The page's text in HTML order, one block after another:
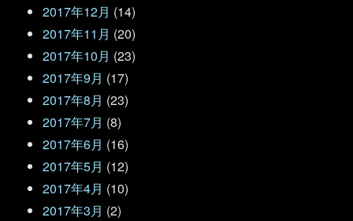
2017年12月 (14)
2017年11月 (20)
2017年10月 (23)
2017年9月 (17)
2017年8月 (23)
2017年7月 (8)
2017年6月 (16)
2017年5月 (12)
2017年4月 (10)
2017年3月 (2)